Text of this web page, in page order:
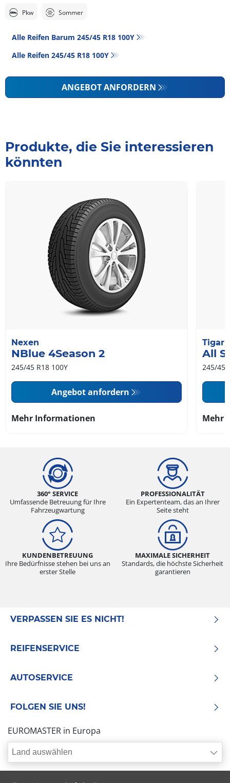
Pkw Sommer
Alle Reifen Barum 245/45 R18 100Y
Alle Reifen‎ 245/45 R18 100Y
ANGEBOT ANFORDERN
Produkte, die Sie interessieren
könnten
Nexen
NBlue 4Season 2
245/45 R18 100Y
Angebot anfordern
Mehr Informationen
Tigar
All
245/45
Mehr
360° SERVICE
Umfassende Betreuung für Ihre
Fahrzeugwartung
PROFESSIONALITÄT
Ein Expertenteam, das an Ihrer
Seite steht
KUNDENBETREUUNG
Ihre Bedürfnisse stehen bei uns an
erster Stelle
MAXIMALE SICHERHEIT
Standards, die höchste Sicherheit
garantieren
VERPASSEN SIE ES NICHT!
REIFENSERVICE
AUTOSERVICE
FOLGEN SIE UNS!
EUROMASTER in Europa
Land auswählen